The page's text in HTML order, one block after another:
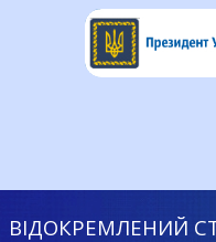
ВІДОКРЕМЛЕНИЙ